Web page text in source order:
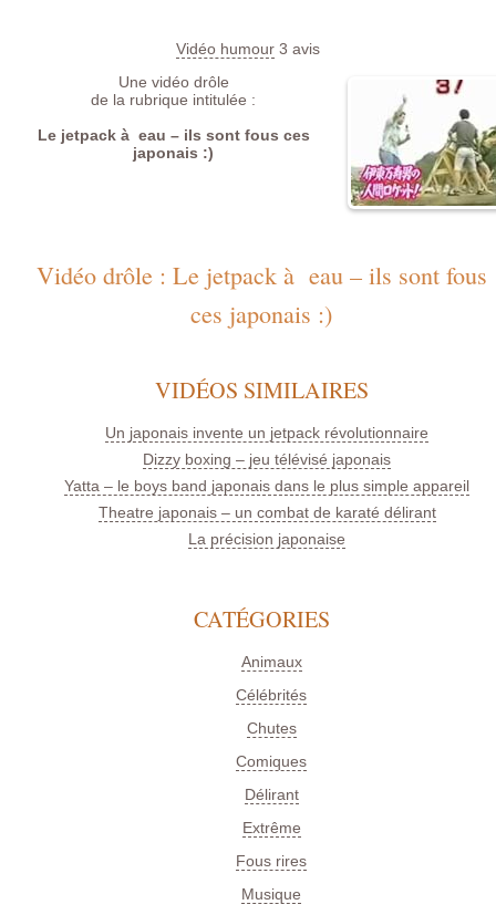
Vidéo humour 3 avis
Une vidéo drôle
de la rubrique intitulée :
Le jetpack à eau – ils sont fous ces
japonais :)
Vidéo drôle : Le jetpack à eau – ils sont fous
ces japonais :)
VIDÉOS SIMILAIRES
Un japonais invente un jetpack révolutionnaire
Dizzy boxing – jeu télévisé japonais
Yatta – le boys band japonais dans le plus simple appareil
Theatre japonais – un combat de karaté délirant
La précision japonaise
CATÉGORIES
Animaux
Célébrités
Chutes
Comiques
Délirant
Extrême
Fous rires
Musique